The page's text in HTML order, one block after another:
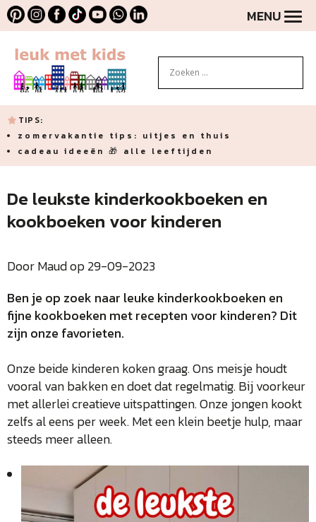
MENU
TIPS:
zomervakantie tips: uitjes en thuis
cadeau ideeën 🎁 alle leeftijden
De leukste kinderkookboeken en
kookboeken voor kinderen
Door Maud op 29-09-2023
Ben je op zoek naar leuke kinderkookboeken en
fijne kookboeken met recepten voor kinderen? Dit
zijn onze favorieten.
Onze beide kinderen koken graag. Ons meisje houdt
vooral van bakken en doet dat regelmatig. Bij voorkeur
met allerlei creatieve uitspattingen. Onze jongen kookt
zelfs al eens per week. Met een klein beetje hulp, maar
steeds meer alleen.